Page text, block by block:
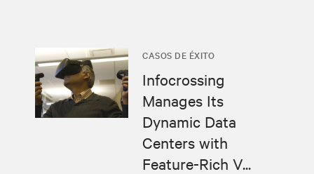
CASOS DE ÉXITO
Infocrossing
Manages Its
Dynamic Data
Centers with
Feature-Rich V...